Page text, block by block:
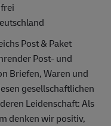
Post & Paket
Post- und
Briefen, Waren und
gesellschaftlichen
Leidenschaft: Als
denken wir positiv,